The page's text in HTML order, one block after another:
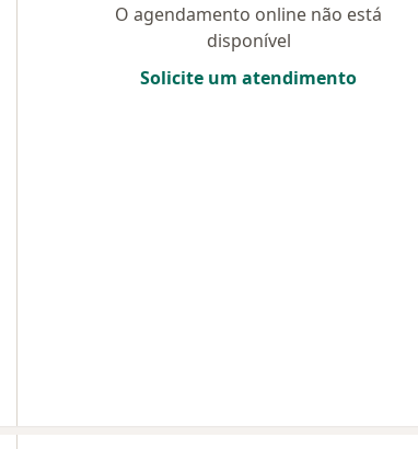
O agendamento online não está
disponível
Solicite um atendimento